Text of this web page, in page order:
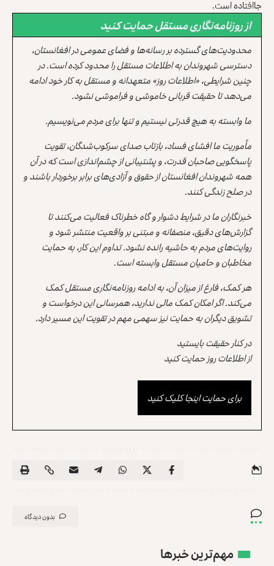
جاافتاده است.
از روزنامه‌نگاری مستقل حمایت کنید
محدودیت‌های گسترده بر رسانه‌ها و فضای عمومی در افغانستان،
دسترسی شهروندان به اطلاعات مستقل را محدود کرده است. در
چنین شرایطی، «اطلاعات روز» متعهدانه و مستقل به کار خود ادامه
می‌دهد تا حقیقت قربانی خاموشی و فراموشی نشود.
ما وابسته به هیچ قدرتی نیستیم و تنها برای مردم می‌نویسیم.
مأموریت ما افشای فساد، بازتاب صدای سرکوب‌شدگان، تقویت
پاسخگویی صاحبان قدرت، و پشتیبانی از چشم‌اندازی است که در آن
همه شهروندان افغانستان از حقوق و آزادی‌های برابر برخوردار باشند و
در صلح زندگی کنند.
خبرنگاران ما در شرایط دشوار و گاه خطرناک فعالیت می‌کنند تا
گزارش‌های دقیق، منصفانه و مبتنی بر واقعیت منتشر شود و
روایت‌های مردم به حاشیه رانده نشود. تداوم این کار، به حمایت
مخاطبان و حامیان مستقل وابسته است.
هر کمک، فارغ از میزان آن، به ادامه روزنامه‌نگاری مستقل کمک
می‌کند. اگر امکان کمک مالی ندارید، همرسانی این درخواست و
تشویق دیگران به حمایت نیز سهمی مهم در تقویت این مسیر دارد.
در کنار حقیقت بایستید
از اطلاعات روز حمایت کنید
برای حمایت اینجا کلیک کنید
بدون دیدگاه
مهم‌ترین خبرها